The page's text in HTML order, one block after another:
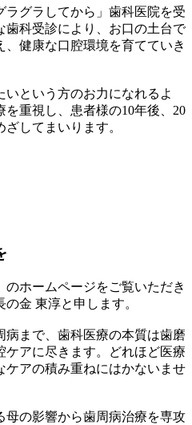
ラグラしてから」歯科医院を受
歯科受診により、お口の土台で
健康な口腔環境を育てていき
という方のお力になれるよ
を重視し、患者様の10年後、20
してまいります。
のホームページをご覧いただき
金 東淳と申します。
まで、歯科医療の本質は歯磨
ケアに尽きます。どれほど医療
ケアの積み重ねにはかないませ
母の影響から歯周病治療を専攻